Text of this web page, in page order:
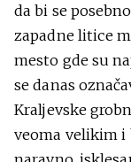
da bi se
zapadne litice
mesto gde su
se danas
Kraljevske
veoma velikim i